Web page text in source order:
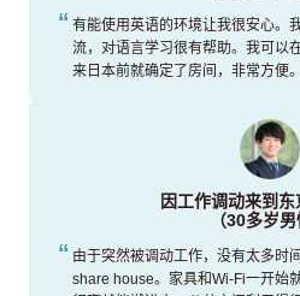
有能使用英语的环境让我很安心。
流，对语言学习很有帮助。我可以
来日本前就确定了房间，非常方便。
因工作调动来到
（30多岁男
由于突然被调动工作，没有太多时
share house。家具和Wi-Fi一开始